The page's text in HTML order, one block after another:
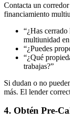
Contacta un
financiamiento
“¿Has
multiunidad
“¿Puedes
“¿Qué
trabajas?”
Si dudan o no
más. El lender
4. Obtén Pre-